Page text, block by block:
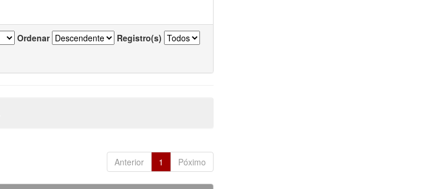
Ordenar Registro(s)
Anterior 1 Póximo